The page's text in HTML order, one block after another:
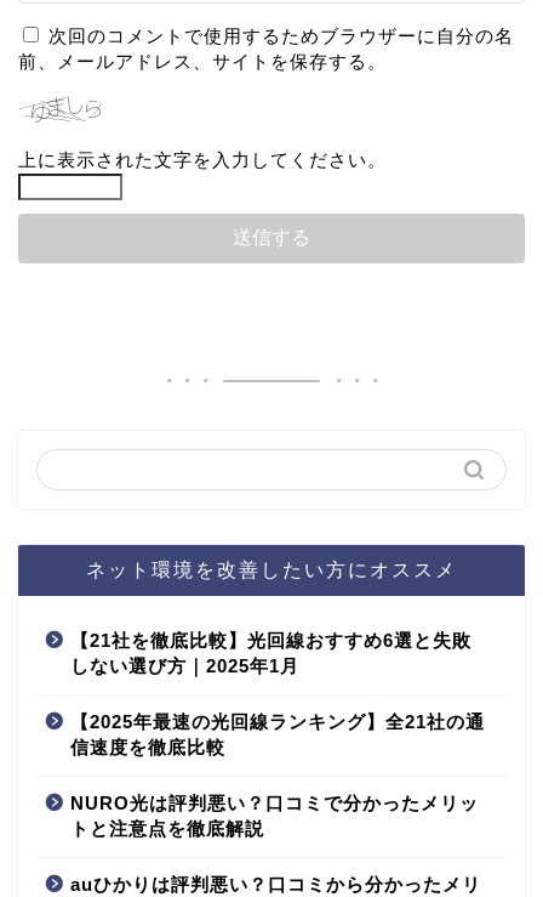
次回のコメントで使用するためブラウザーに自分の名
前、メールアドレス、サイトを保存する。
上に表示された文字を入力してください。
ネット環境を改善したい方にオススメ
【21社を徹底比較】光回線おすすめ6選と失敗
しない選び方｜2025年1月
【2025年最速の光回線ランキング】全21社の通
信速度を徹底比較
NURO光は評判悪い？口コミで分かったメリッ
トと注意点を徹底解説
auひかりは評判悪い？口コミから分かったメリ